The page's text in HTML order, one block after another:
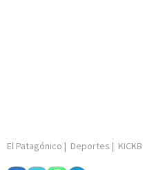
El Patagónico | Deportes |